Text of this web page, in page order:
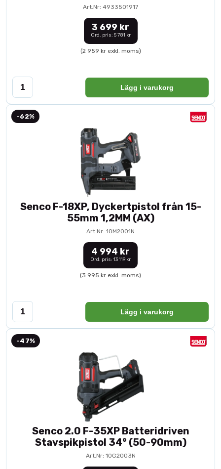
Art.Nr: 4933501917
3 699 kr
Ord. pris: 5 781 kr
(2 959 kr exkl. moms)
Lägg i varukorg
-62%
Senco F-18XP, Dyckertpistol från 15-
55mm 1,2MM (AX)
Art.Nr: 10M2001N
4 994 kr
Ord. pris: 13 119 kr
(3 995 kr exkl. moms)
Lägg i varukorg
-47%
Senco 2.0 F-35XP Batteridriven
Stavspikpistol 34° (50-90mm)
Art.Nr: 10G2003N